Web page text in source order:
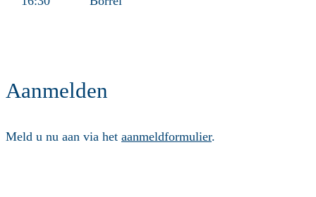
Aanmelden
Meld u nu aan via het aanmeldformulier.